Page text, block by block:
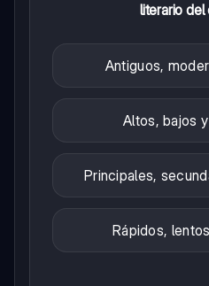
literario
Antiguos,
Altos, bajos
Principales,
Rápidos,